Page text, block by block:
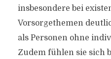
insbesondere bei
Vorsorgethemen
als Personen ohne
Zudem fühlen sie sich